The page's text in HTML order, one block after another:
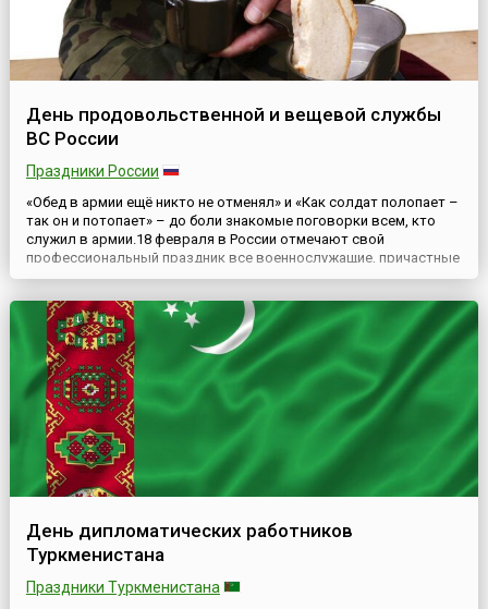
День продовольственной и вещевой службы
ВС России
Праздники России
«Обед в армии ещё никто не отменял» и «Как солдат полопает –
так он и потопает» – до боли знакомые поговорки всем, кто
служил в армии.18 февраля в России отмечают свой
профессиональный праздник все военнослужащие, причастные
к продовольственной и вещевой службе, входящей в систему
этот праздник уходит в Петровскую эпоху – 18 февраля ...
День дипломатических работников
Туркменистана
Праздники Туркменистана